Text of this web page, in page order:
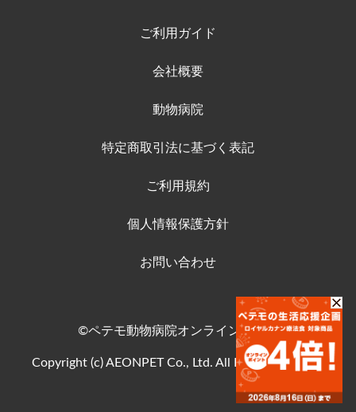
ご利用ガイド
会社概要
動物病院
特定商取引法に基づく表記
ご利用規約
個人情報保護方針
お問い合わせ
©ペテモ動物病院オンラインストア
Copyright (c) AEONPET Co., Ltd. All Rights Reserved.